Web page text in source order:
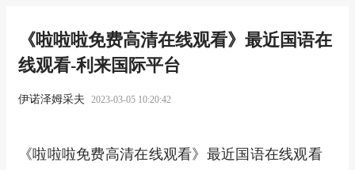
《啦啦啦免费高清在线观看》最近国语在
线观看-利来国际平台
伊诺泽姆采夫 2023-03-05 10:20:42
《啦啦啦免费高清在线观看》最近国语在线观看